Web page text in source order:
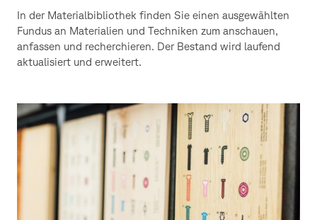
In der Materialbibliothek finden Sie einen ausgewählten
Fundus an Materialien und Techniken zum anschauen,
anfassen und recherchieren. Der Bestand wird laufend
aktualisiert und erweitert.